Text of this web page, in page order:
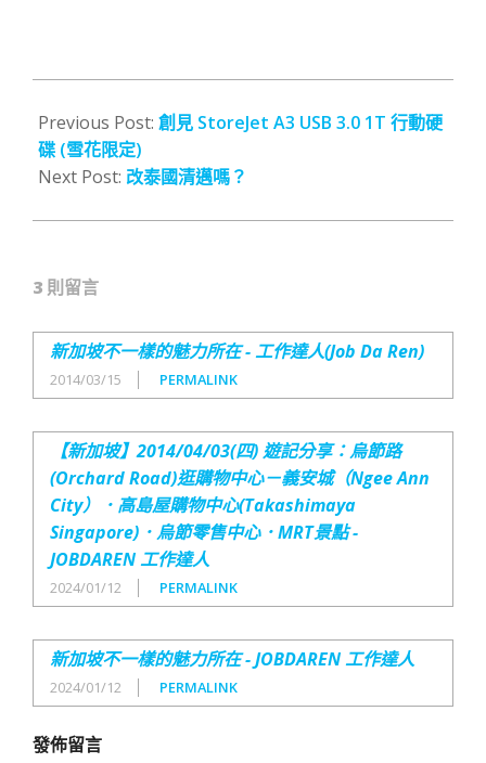
02-
27
Previous Post: 創見 StoreJet A3 USB 3.0 1T 行動硬
碟 (雪花限定)
Next Post: 改泰國清邁嗎？
3 則留言
新加坡不一樣的魅力所在 - 工作達人(Job Da Ren)
2014/03/15 PERMALINK
【新加坡】2014/04/03(四) 遊記分享：烏節路
(Orchard Road)逛購物中心－義安城（Ngee Ann
City）．高島屋購物中心(Takashimaya
Singapore)．烏節零售中心．MRT景點 -
JOBDAREN 工作達人
2024/01/12 PERMALINK
新加坡不一樣的魅力所在 - JOBDAREN 工作達人
2024/01/12 PERMALINK
發佈留言